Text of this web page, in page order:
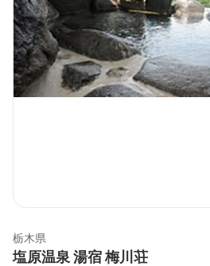
栃木県
塩原温泉 湯宿 梅川荘